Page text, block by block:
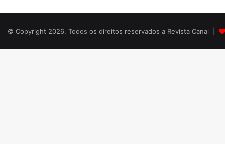
© Copyright 2026, Todos os direitos reservados a Revista Canal |